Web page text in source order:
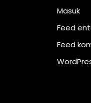
Masuk
Feed
Feed